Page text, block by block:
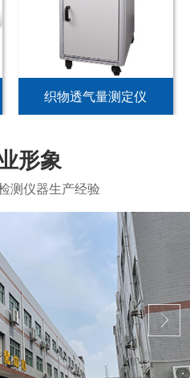
织物透气量测定仪
形象